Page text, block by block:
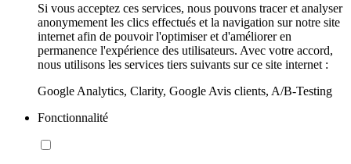
Si vous acceptez ces services, nous pouvons tracer et analyser
anonymement les clics effectués et la navigation sur notre site
internet afin de pouvoir l'optimiser et d'améliorer en
permanence l'expérience des utilisateurs. Avec votre accord,
nous utilisons les services tiers suivants sur ce site internet :
Google Analytics, Clarity, Google Avis clients, A/B-Testing
Fonctionnalité